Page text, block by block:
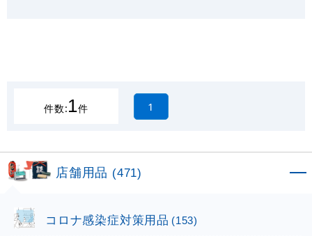
件数:1件 1
店舗用品 (471)
コロナ感染症対策用品 (153)